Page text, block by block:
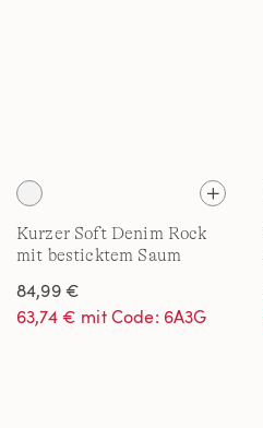
Kurzer Soft Denim Rock
mit besticktem Saum
84,99 €
63,74 € mit Code: 6A3G